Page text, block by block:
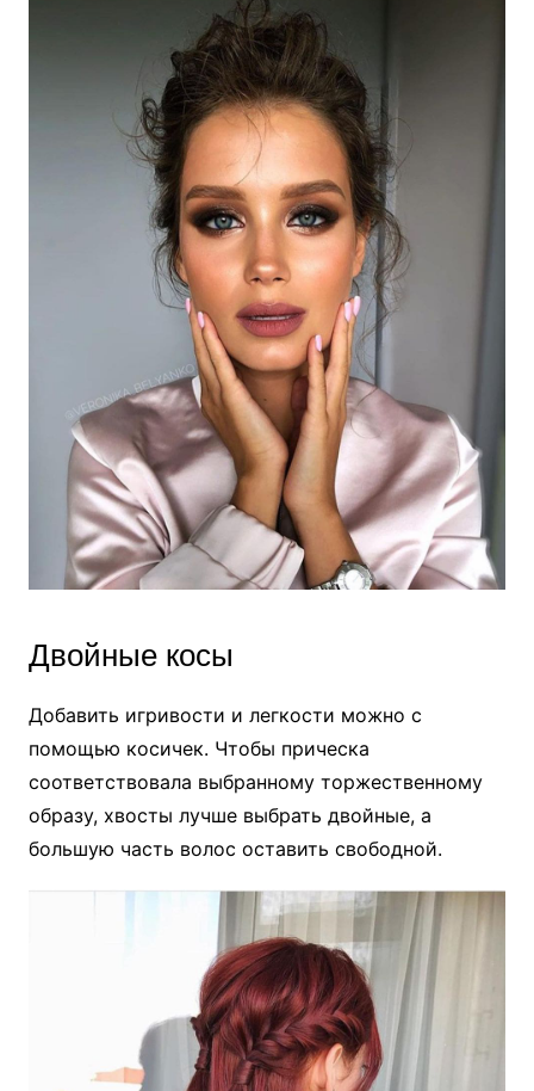
Двойные косы
Добавить игривости и легкости можно с
помощью косичек. Чтобы прическа
соответствовала выбранному торжественному
образу, хвосты лучше выбрать двойные, а
большую часть волос оставить свободной.